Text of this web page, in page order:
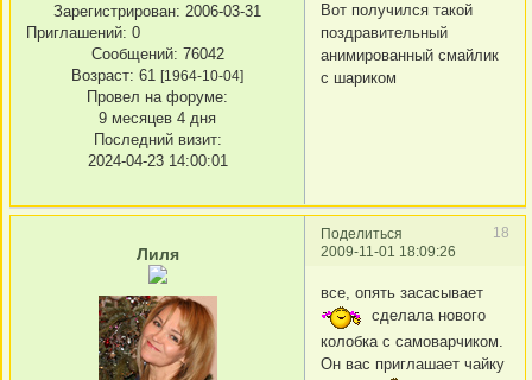
Зарегистрирован: 2006-03-31
Приглашений: 0
Сообщений: 76042
Возраст: 61 [1964-10-04]
Провел на форуме:
9 месяцев 4 дня
Последний визит:
2024-04-23 14:00:01
Вот получился такой
поздравительный
анимированный смайлик
с шариком
Поделиться
18
2009-11-01 18:09:26
Лиля
все, опять засасывает
сделала нового
колобка с самоварчиком.
Он вас приглашает чайку